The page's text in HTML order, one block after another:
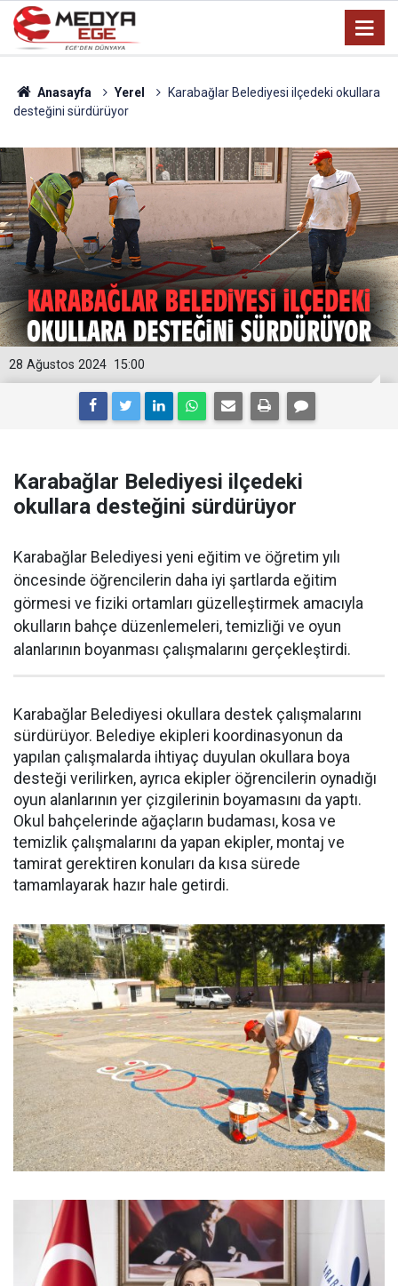
Anasayfa Yerel
Karabağlar Belediyesi ilçedeki okullara
desteğini sürdürüyor
15:00
28 Ağustos 2024
Karabağlar Belediyesi ilçedeki
okullara desteğini sürdürüyor
Karabağlar Belediyesi yeni eğitim ve öğretim yılı
öncesinde öğrencilerin daha iyi şartlarda eğitim
görmesi ve fiziki ortamları güzelleştirmek amacıyla
okulların bahçe düzenlemeleri, temizliği ve oyun
alanlarının boyanması çalışmalarını gerçekleştirdi.
Karabağlar Belediyesi okullara destek çalışmalarını
sürdürüyor. Belediye ekipleri koordinasyonun da
yapılan çalışmalarda ihtiyaç duyulan okullara boya
desteği verilirken, ayrıca ekipler öğrencilerin oynadığı
oyun alanlarının yer çizgilerinin boyamasını da yaptı.
Okul bahçelerinde ağaçların budaması, kosa ve
temizlik çalışmalarını da yapan ekipler, montaj ve
tamirat gerektiren konuları da kısa sürede
tamamlayarak hazır hale getirdi.